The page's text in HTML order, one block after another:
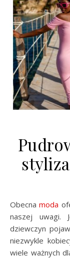
Obecnamoda
naszej uwagi.
dziewczyn
niezwykle
wiele ważnych